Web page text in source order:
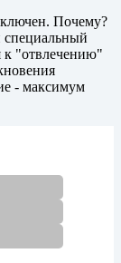
Почему?
специальный
к "отвлечению"
- максимум